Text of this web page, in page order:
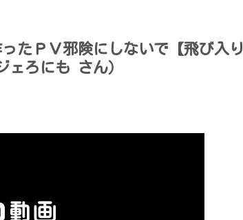
たＰＶ邪険にしないで【飛び入り
ェろにも さん）